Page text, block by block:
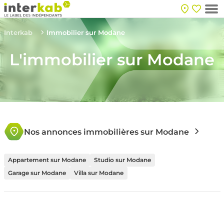
Interkab Immobilier sur Modane
L'immobilier sur Modane
Nos annonces immobilières sur Modane
Appartement sur Modane
Studio sur Modane
Garage sur Modane
Villa sur Modane